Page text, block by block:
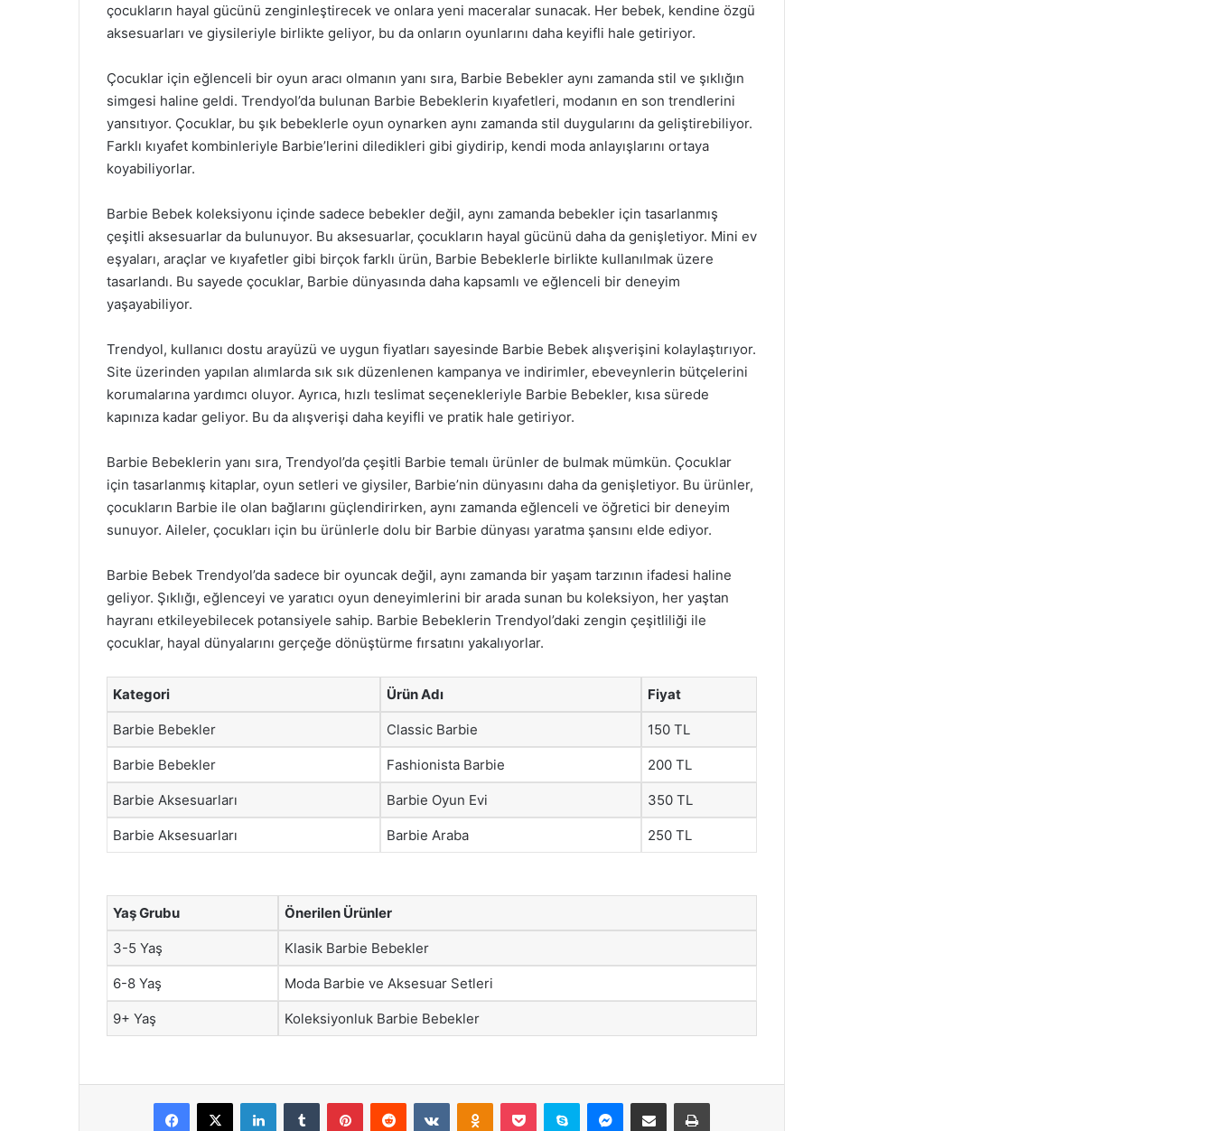
çocukların hayal gücünü zenginleştirecek ve onlara yeni maceralar sunacak. Her bebek, kendine özgü
aksesuarları ve giysileriyle birlikte geliyor, bu da onların oyunlarını daha keyifli hale getiriyor.
Çocuklar için eğlenceli bir oyun aracı olmanın yanı sıra, Barbie Bebekler aynı zamanda stil ve şıklığın
simgesi haline geldi. Trendyol’da bulunan Barbie Bebeklerin kıyafetleri, modanın en son trendlerini
yansıtıyor. Çocuklar, bu şık bebeklerle oyun oynarken aynı zamanda stil duygularını da geliştirebiliyor.
Farklı kıyafet kombinleriyle Barbie’lerini diledikleri gibi giydirip, kendi moda anlayışlarını ortaya
koyabiliyorlar.
Barbie Bebek koleksiyonu içinde sadece bebekler değil, aynı zamanda bebekler için tasarlanmış
çeşitli aksesuarlar da bulunuyor. Bu aksesuarlar, çocukların hayal gücünü daha da genişletiyor. Mini ev
eşyaları, araçlar ve kıyafetler gibi birçok farklı ürün, Barbie Bebeklerle birlikte kullanılmak üzere
tasarlandı. Bu sayede çocuklar, Barbie dünyasında daha kapsamlı ve eğlenceli bir deneyim
yaşayabiliyor.
Trendyol, kullanıcı dostu arayüzü ve uygun fiyatları sayesinde Barbie Bebek alışverişini kolaylaştırıyor.
Site üzerinden yapılan alımlarda sık sık düzenlenen kampanya ve indirimler, ebeveynlerin bütçelerini
korumalarına yardımcı oluyor. Ayrıca, hızlı teslimat seçenekleriyle Barbie Bebekler, kısa sürede
kapınıza kadar geliyor. Bu da alışverişi daha keyifli ve pratik hale getiriyor.
Barbie Bebeklerin yanı sıra, Trendyol’da çeşitli Barbie temalı ürünler de bulmak mümkün. Çocuklar
için tasarlanmış kitaplar, oyun setleri ve giysiler, Barbie’nin dünyasını daha da genişletiyor. Bu ürünler,
çocukların Barbie ile olan bağlarını güçlendirirken, aynı zamanda eğlenceli ve öğretici bir deneyim
sunuyor. Aileler, çocukları için bu ürünlerle dolu bir Barbie dünyası yaratma şansını elde ediyor.
Barbie Bebek Trendyol’da sadece bir oyuncak değil, aynı zamanda bir yaşam tarzının ifadesi haline
geliyor. Şıklığı, eğlenceyi ve yaratıcı oyun deneyimlerini bir arada sunan bu koleksiyon, her yaştan
hayranı etkileyebilecek potansiyele sahip. Barbie Bebeklerin Trendyol’daki zengin çeşitliliği ile
çocuklar, hayal dünyalarını gerçeğe dönüştürme fırsatını yakalıyorlar.
Kategori Ürün Adı Fiyat
Barbie Bebekler Classic Barbie 150 TL
Barbie Bebekler Fashionista Barbie 200 TL
Barbie Aksesuarları Barbie Oyun Evi 350 TL
Barbie Aksesuarları Barbie Araba 250 TL
Yaş Grubu Önerilen Ürünler
3-5 Yaş Klasik Barbie Bebekler
6-8 Yaş Moda Barbie ve Aksesuar Setleri
9+ Yaş Koleksiyonluk Barbie Bebekler
Facebook
X LinkedInTumblr PinterestReddit VKontakteOdnoklassniki
Pocket Skype Messenger
E-Posta ile paylaş Yazdır